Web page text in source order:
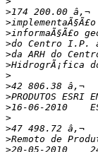
>
>
>
>
>
>
>
>
>
>
>
>
>
>